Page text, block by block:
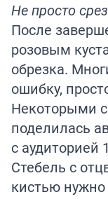
Не просто
После
розовым
обрезка.
ошибку,
Некоторыми
поделилась
с аудиторией
Стебель с
кистью нужно